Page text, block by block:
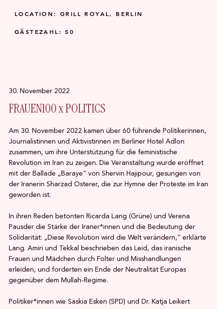
LOCATION: GRILL ROYAL, BERLIN
GÄSTEZAHL: 50
30. November 2022
FRAUEN100 x POLITICS
Am 30. November 2022 kamen über 60 führende Politikerinnen,
Journalistinnen und Aktivistinnen im Berliner Hotel Adlon
zusammen, um ihre Unterstützung für die feministische
Revolution im Iran zu zeigen. Die Veranstaltung wurde eröffnet
mit der Ballade „Baraye“ von Shervin Hajipour, gesungen von
der Iranerin Sharzad Osterer, die zur Hymne der Proteste im Iran
geworden ist.
In ihren Reden betonten Ricarda Lang (Grüne) und Verena
Pausder die Stärke der Iraner*innen und die Bedeutung der
Solidarität: „Diese Revolution wird die Welt verändern,“ erklärte
Lang. Amiri und Tekkal beschrieben das Leid, das iranische
Frauen und Mädchen durch Folter und Misshandlungen
erleiden, und forderten ein Ende der Neutralität Europas
gegenüber dem Mullah-Regime.
Politiker*innen wie Saskia Esken (SPD) und Dr. Katja Leikert